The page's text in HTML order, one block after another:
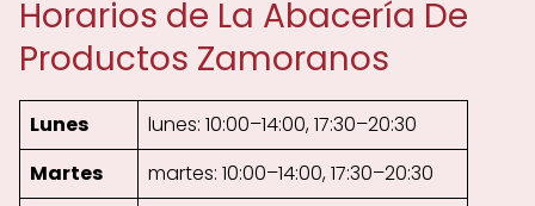
Horarios de La Abacería De
Productos Zamoranos
Lunes
lunes: 10:00–14:00, 17:30–20:30
Martes
martes: 10:00–14:00, 17:30–20:30